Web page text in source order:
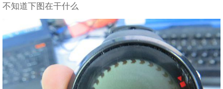
不知道下图在干什么